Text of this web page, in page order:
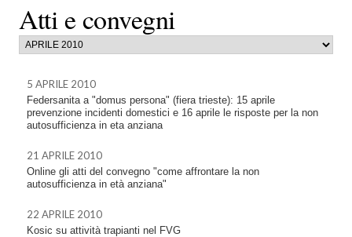
Atti e convegni
5 APRILE 2010
Federsanita a "domus persona" (fiera trieste): 15 aprile
prevenzione incidenti domestici e 16 aprile le risposte per la non
autosufficienza in eta anziana
21 APRILE 2010
Online gli atti del convegno "come affrontare la non
autosufficienza in età anziana"
22 APRILE 2010
Kosic su attività trapianti nel FVG